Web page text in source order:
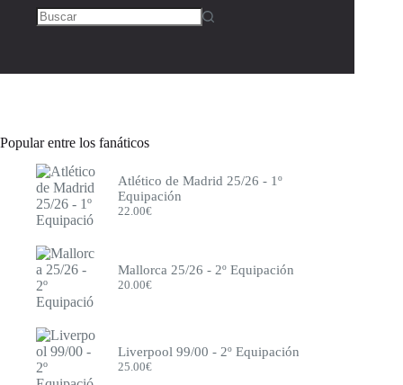
Crystal Palace
Fulham
Genoa
Getafe
Girona
Hamburgo
Inglaterra
Inter de Milán
Inter Miami
Italia
Japón
Juventus
Leeds
Levante
Lille
Liverpool
Popular entre los fanáticos
Atlético de Madrid 25/26 - 1º
Equipación
22.00€
Mallorca 25/26 - 2º Equipación
20.00€
Liverpool 99/00 - 2º Equipación
25.00€